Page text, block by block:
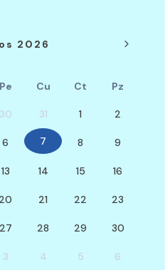
2026
Pe Cu Ct Pz
30 31 1 2
6 7 8 9
13 14 15 16
20 21 22 23
27 28 29 30
3 4 5 6